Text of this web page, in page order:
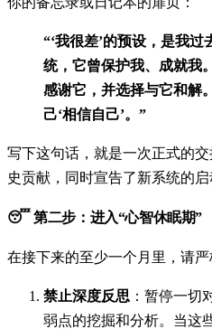
“‘我很差’的预设，是我
统，它曾保护我、成就我
感谢它，并选择与它和解
己‘相信自己’。”
写下这句话，就是一次正式的
史贡献，同时宣告了新系统的启
😴 第二步：进入“心智休眠期”
在接下来的至少一个月里，请严
禁止深度反思 ：暂停一切
弱点的挖掘和分析。当这